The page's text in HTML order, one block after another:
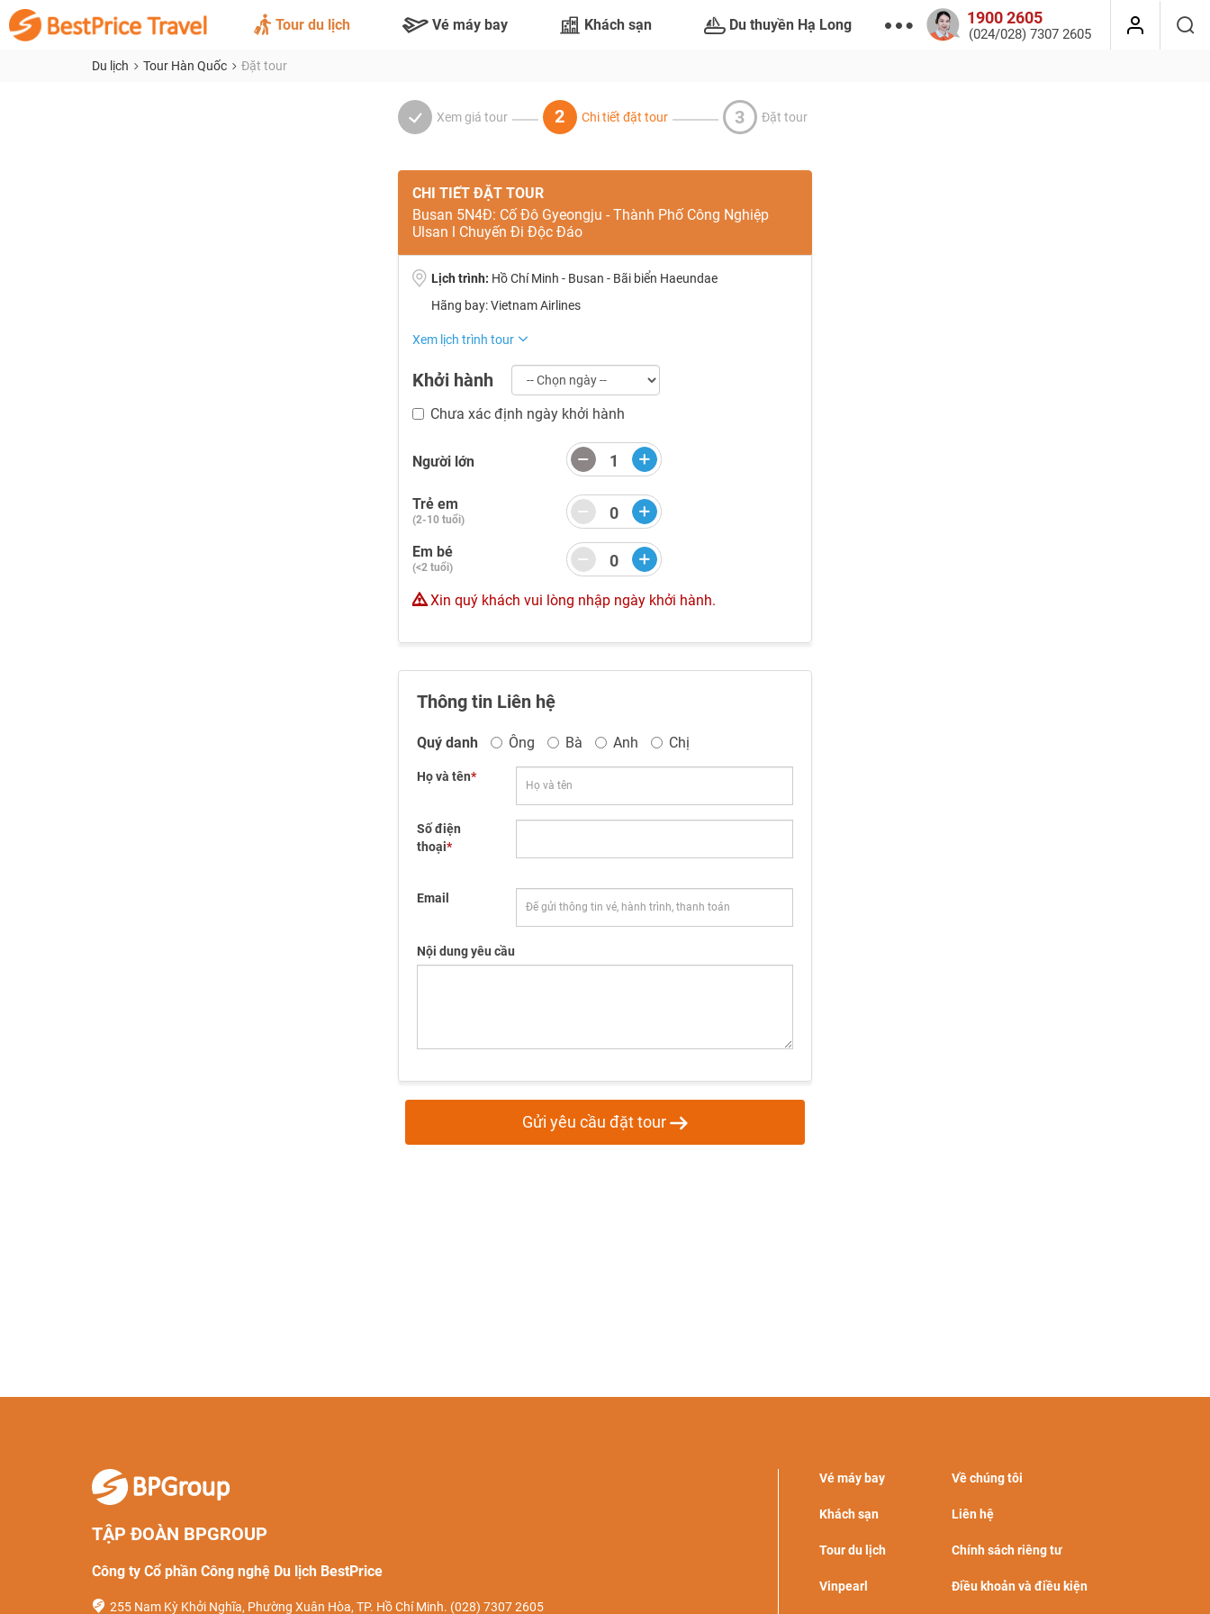
Tour du lịch Vé máy bay Khách sạn Du thuyền Hạ Long 1900 2605
(024/028) 7307 2605
Du lịch Tour Hàn Quốc Đặt tour
Xem giá tour 2 Chi tiết đặt tour 3 Đặt tour
CHI TIẾT ĐẶT TOUR
Busan 5N4Đ: Cố Đô Gyeongju - Thành Phố Công Nghiệp
Ulsan l Chuyến Đi Độc Đáo
Lịch trình: Hồ Chí Minh - Busan - Bãi biển Haeundae
Hãng bay: Vietnam Airlines
Xem lịch trình tour
Khởi hành
Chưa xác định ngày khởi hành
Người lớn
Trẻ em
(2-10 tuổi)
Em bé
(<2 tuổi)
Xin quý khách vui lòng nhập ngày khởi hành.
Thông tin Liên hệ
Quý danh Ông Bà Anh Chị
Họ và tên*
Số điện
thoại*
Email
Nội dung yêu cầu
Gửi yêu cầu đặt tour
TẬP ĐOÀN BPGROUP
Công ty Cổ phần Công nghệ Du lịch BestPrice
255 Nam Kỳ Khởi Nghĩa, Phường Xuân Hòa, TP. Hồ Chí Minh. (028) 7307 2605
Vé máy bay
Khách sạn
Tour du lịch
Vinpearl
Về chúng tôi
Liên hệ
Chính sách riêng tư
Điều khoản và điều kiện
TƯ VẤN NGAY
TƯ VẤN NGAY